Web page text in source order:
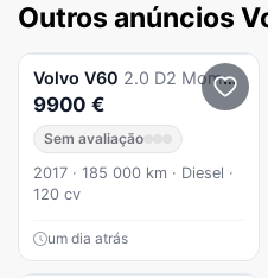
Outros anúncios
Volvo V60 2.0 D2 Momentum
9900 €
Sem avaliação
2017 · 185 000 km · Diesel ·
120 cv
um dia atrás